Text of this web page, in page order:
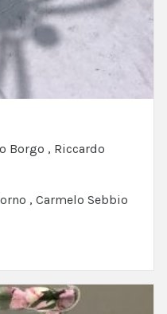
Borgo , Riccardo
, Carmelo Sebbio